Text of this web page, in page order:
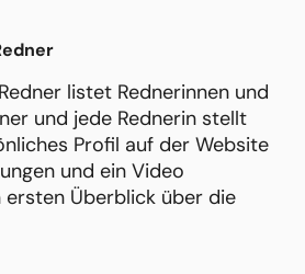
listet Rednerinnen und
und jede Rednerin stellt
Profil auf der Website
und ein Video
ersten Überblick über die